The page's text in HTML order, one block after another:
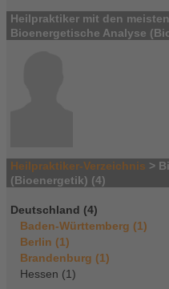
Heilpraktiker mit den
Bioenergetische Analyse
Heilpraktiker-Verzeichnis >
(Bioenergetik) (4)
Deutschland (4)
Baden-Württemberg (1)
Berlin (1)
Brandenburg (1)
Hessen (1)